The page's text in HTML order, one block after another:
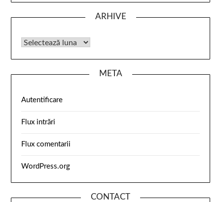
ARHIVE
META
Autentificare
Flux intrări
Flux comentarii
WordPress.org
CONTACT